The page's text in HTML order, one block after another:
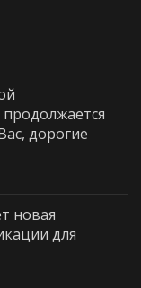
дорогие
новая
для